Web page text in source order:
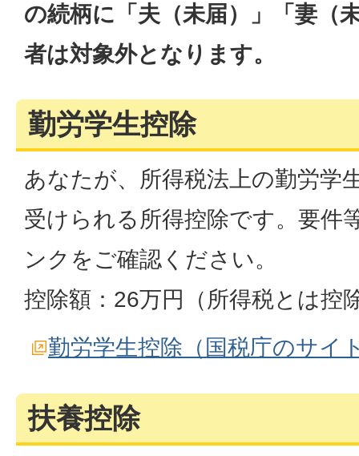
の続柄に「夫（未届）」「妻（
者は対象外となります。
勤労学生控除
あなたが、所得税法上の勤労学
受けられる所得控除です。要件
ンクをご確認ください。
控除額：26万円（所得税とは控
勤労学生控除（国税庁のサイ
扶養控除